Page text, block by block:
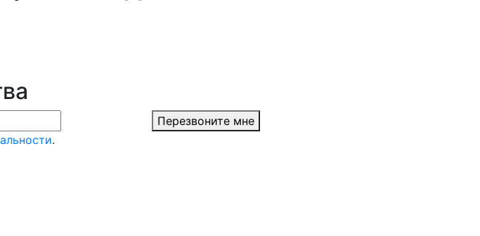
Перезвоните мне
.